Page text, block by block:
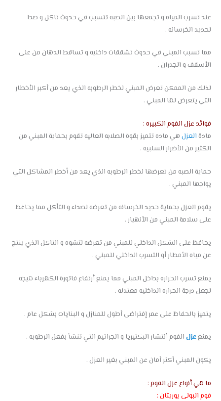
عند تسرب المياه و تجمعها بين الصبه تتسبب في حدوث تاكل و صدا
لحديد الخرسانه .
مما تسبب المبني في حدوث تشققات داخليه و تساقط الدهان من على
الأسقف و الجدران .
لذلك من الممكن تعرض المبني لخطر الرطوبه الذي يعد من أكبر الأخطار
التي يتعرض لها المبني .
فوائد عزل الفوم الكبيره :
مادةالعزلهي ماده تتميز بقوة الصلابه العاليه تقوم بحماية المبني من
الكثير من الأضرار السلبيه .
حماية الصبه من تعرضها لخطر الرطوبه الذي يعد من أخطر المشاكل التي
يواجها المبني .
يقوم العزل بحماية حديد الخرسانه من تعرضه لصداء و التأكل مما يحاغظ
على سلامة المبني من الأنهيار .
يحافظ على الشكل الداخلي للمبني من تعرضه لتشوه و التاكل الذي ينتج
عن مياه الأمطار أو التسرب الداخلي للمبني .
يمنع تسرب الحراره بداخل المبني مما يمنع أرتفاع فاتورة الكهرباء نتيجه
لجعل درجة الحراره الداخليه معتدله .
يتميز بالحفاظ على عمر إفتراضى أطول للمنازل و البنايات بشكل عام .
يمنععزلالفوم أنتشار البكتيريا و الجراثيم التي تنشأ بفعل الرطوبه .
يكون المبني أكثر أمان عن المبني بغير العزل .
ما هي أنواع عزل الفوم :
فوم البولى يوريثان :